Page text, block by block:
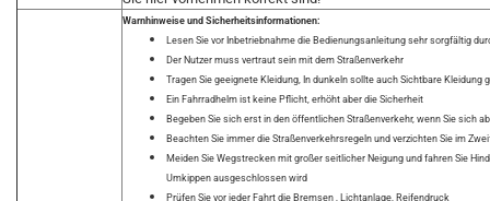
Warnhinweise und Sicherheitsinformationen:
Lesen Sie vor Inbetriebnahme die Bedienungsanleitung sehr sorgfältig
Der Nutzer muss vertraut sein mit dem Straßenverkehr
Tragen Sie geeignete Kleidung, In dunkeln sollte auch Sichtbare Kleidung
Ein Fahrradhelm ist keine Pflicht, erhöht aber die Sicherheit
Begeben Sie sich erst in den öffentlichen Straßenverkehr, wenn Sie sich
Beachten Sie immer die Straßenverkehrsregeln und verzichten Sie im
Meiden Sie Wegstrecken mit großer seitlicher Neigung und fahren Sie
Umkippen ausgeschlossen wird
Prüfen Sie vor jeder Fahrt die Bremsen , Lichtanlage, Reifendruck